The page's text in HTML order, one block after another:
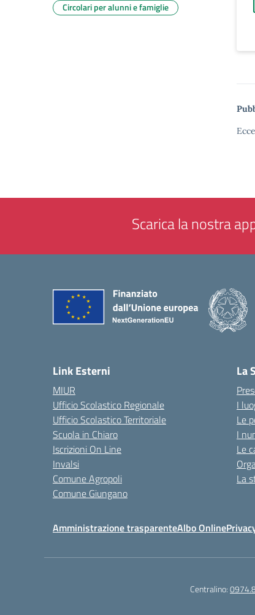
Circolari per alunni e famiglie
Scarica la nostra
Link Esterni
MIUR
Ufficio Scolastico Regionale
Ufficio Scolastico Territoriale
Scuola in Chiaro
Iscrizioni On Line
Invalsi
Comune Agropoli
Comune Giungano
La
I
Le
I
Le
La
Amministrazione trasparenteAlbo Online
Centralino: